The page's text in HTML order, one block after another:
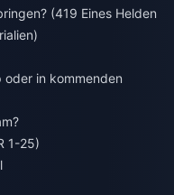
(419 Eines Helden
oder in kommenden
1-25)